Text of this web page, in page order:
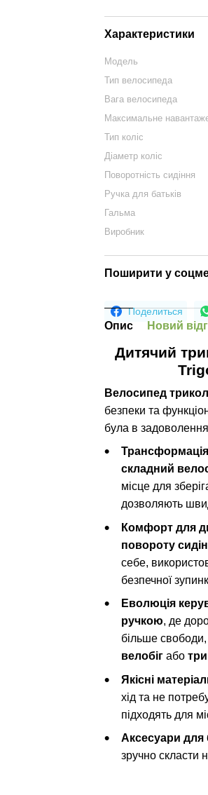
Характеристики
Модель
Тип велосипеда
Вага велосипеда
Максимальне
Тип коліс
Діаметр коліс
Поворотність сидіння
Ручка для батьків
Гальма
Виробник
Поширити у
Поделиться
Опис Новий
Дитячий
Велосипед
безпеки та
була в
Трансформація
складний
місце для
дозволяють
Комфорт для
повороту
себе,
безпечної
Еволюція
ручкою, де
більше
велобіг або
Якісні
хід та не
підходять для
Аксесуари для
зручно скласти